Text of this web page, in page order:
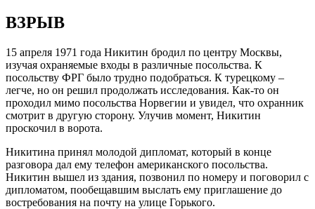
ВЗРЫВ
15 апреля 1971 года Никитин бродил по центру Москвы,
изучая охраняемые входы в различные посольства. К
посольству ФРГ было трудно подобраться. К турецкому –
легче, но он решил продолжать исследования. Как-то он
проходил мимо посольства Норвегии и увидел, что охранник
смотрит в другую сторону. Улучив момент, Никитин
проскочил в ворота.
Никитина принял молодой дипломат, который в конце
разговора дал ему телефон американского посольства.
Никитин вышел из здания, позвонил по номеру и поговорил с
дипломатом, пообещавшим выслать ему приглашение до
востребования на почту на улице Горького.